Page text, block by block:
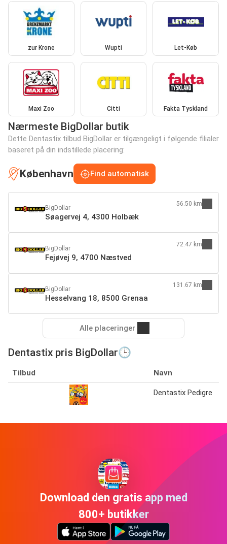
zur Krone Wupti Let-Køb
Maxi Zoo Citti Fakta Tyskland
Nærmeste BigDollar butik
Dette Dentastix tilbud BigDollar er tilgængeligt i følgende filialer
baseret på din indstillede placering:
København Find automatisk
BigDollar
Søagervej 4, 4300 Holbæk
56.50 km
BigDollar
Fejøvej 9, 4700 Næstved
72.47 km
BigDollar
Hesselvang 18, 8500 Grenaa
131.67 km
Alle placeringer
Dentastix pris BigDollar🕒
Tilbud Navn
Dentastix Pedigre
Download den gratis app med
800+ butikker